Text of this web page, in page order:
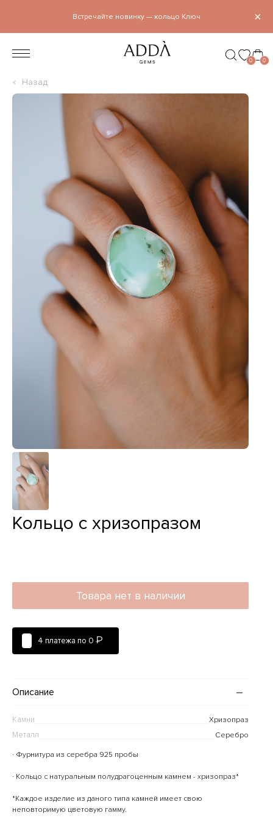
×
Встречайте новинку — кольцо Ключ
0 0
Назад
Кольцо с хризопразом
Товара нет в наличии
4 платежа по 0 ₽
Описание
Камни Хризопраз
Металл Серебро
· Фурнитура из серебра 925 пробы
· Кольцо с натуральным полудрагоценным камнем - хризопраз*
*Каждое изделие из даного типа камней имеет свою
неповторимую цветовую гамму.